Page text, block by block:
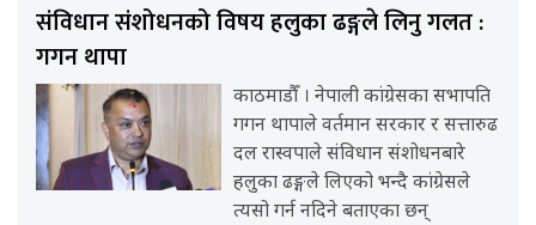
संविधान संशोधनको विषय हलुका ढङ्गले लिनु गलत :
गगन थापा
काठमाडौँ । नेपाली कांग्रेसका सभापति
गगन थापाले वर्तमान सरकार र सत्तारुढ
दल रास्वपाले संविधान संशोधनबारे
हलुका ढङ्गले लिएको भन्दै कांग्रेसले
त्यसो गर्न नदिने बताएका छन्